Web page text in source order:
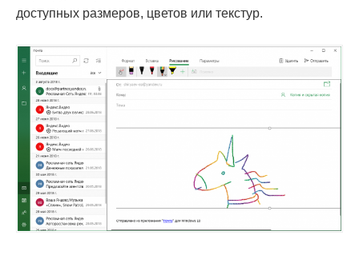
доступных размеров, цветов или текстур.